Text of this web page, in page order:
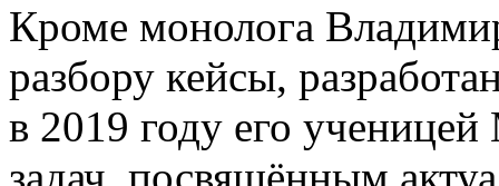
Кроме монолога
разбору кейсы,
в 2019 году его
задач, посвящённым